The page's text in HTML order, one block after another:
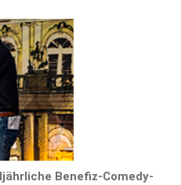
Benefiz-Comedy-